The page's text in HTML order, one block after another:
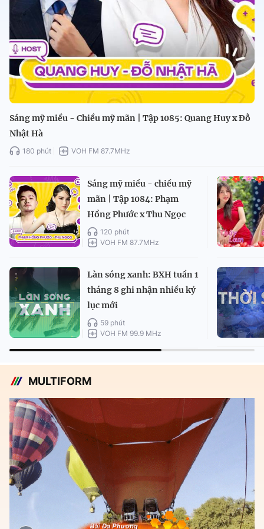
Sáng mỹ miều - Chiều mỹ mãn | Tập 1085: Quang Huy x Đỗ
Nhật Hà
180 phút VOH FM 87.7MHz
Sáng mỹ miều - chiều mỹ
mãn | Tập 1084: Phạm
Hồng Phước x Thu Ngọc
120 phút
VOH FM 87.7MHz
Làn sóng xanh: BXH tuần 1
tháng 8 ghi nhận nhiều kỷ
lục mới
59 phút
VOH FM 99.9 MHz
MULTIFORM